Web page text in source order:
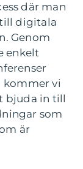
där man
digitala
Genom
enkelt
kommer vi
bjuda in till
som
är